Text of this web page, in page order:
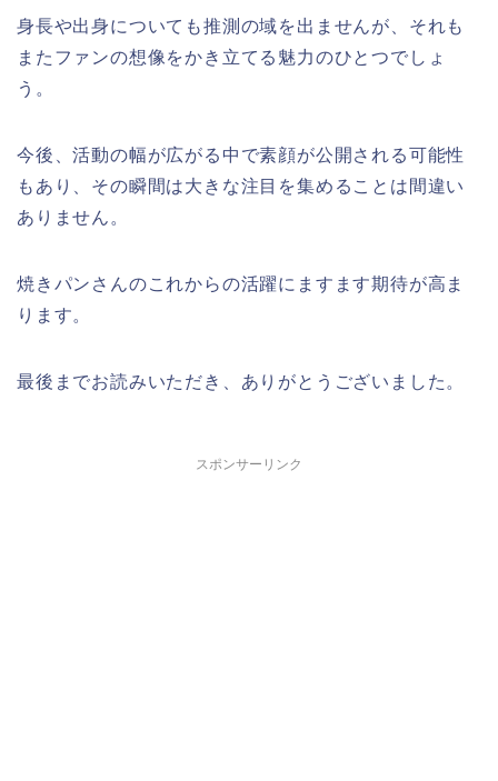
身長や出身についても推測の域を出ませんが、それも
またファンの想像をかき立てる魅力のひとつでしょ
う。
今後、活動の幅が広がる中で素顔が公開される可能性
もあり、その瞬間は大きな注目を集めることは間違い
ありません。
焼きパンさんのこれからの活躍にますます期待が高ま
ります。
最後までお読みいただき、ありがとうございました。
スポンサーリンク